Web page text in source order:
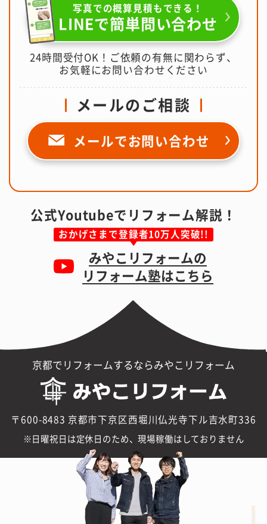
写真での概算見積もできる！
LINEで簡単問い合わせ
24時間受付OK！ご依頼の有無に関わらず、
お気軽にお問い合わせください
メールのご相談
メールでお問い合わせ
公式Youtubeでリフォーム解説！
おかげさまで登録者10万人突破!!
みやこリフォームの
リフォーム塾はこちら
京都でリフォームするならみやこリフォーム
〒600-8483 京都市下京区西堀川仏光寺下ル吉水町336
日曜祝日は定休日のため、現場稼働はしておりません